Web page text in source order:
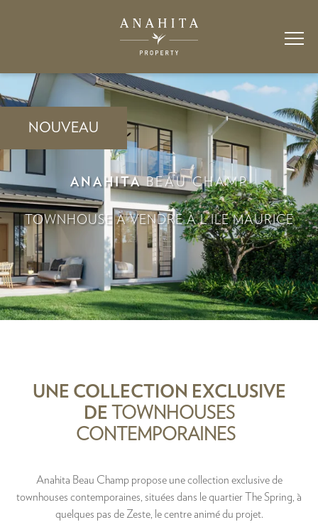
ANAHITABEAU CHAMP
TOWNHOUSE À VENDRE À L'ILE MAURICE
NOUVEAU
UNE COLLECTION EXCLUSIVE
DE
TOWNHOUSES
CONTEMPORAINES
Anahita Beau Champ propose une collection exclusive de
townhouses contemporaines, situées dans le quartier The Spring, à
quelques pas de Zeste, le centre animé du projet.